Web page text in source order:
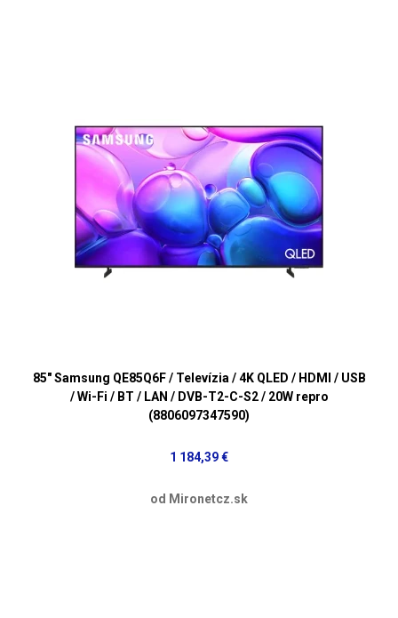
85" Samsung QE85Q6F / Televízia / 4K QLED / HDMI / USB
/ Wi-Fi / BT / LAN / DVB-T2-C-S2 / 20W repro
(8806097347590)
1 184,39 €
od Mironetcz.sk